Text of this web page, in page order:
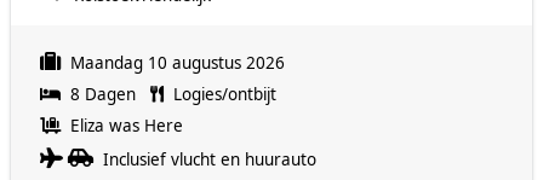
Maandag 10 augustus 2026
8 Dagen
Logies/ontbijt
Eliza was Here
Inclusief vlucht en huurauto